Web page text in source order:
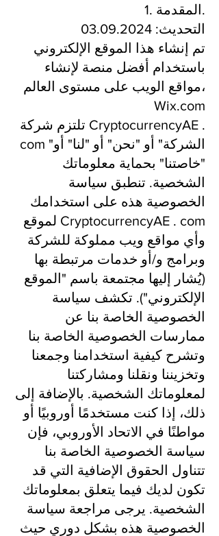
1. المقدمة.
التحديث: 03.09.2024
تم إنشاء هذا الموقع الإلكتروني
باستخدام أفضل منصة لإنشاء
مواقع الويب على مستوى العالم،
Wix.com
تلتزم شركة CryptocurrencyAE .
com "الشركة" أو "نحن" أو "لنا" أو
"خاصتنا" بحماية معلوماتك
الشخصية. تنطبق سياسة
الخصوصية هذه على استخدامك
لموقع CryptocurrencyAE . com
وأي مواقع ويب مملوكة للشركة
وبرامج و/أو خدمات مرتبطة بها
(يُشار إليها مجتمعة باسم "الموقع
الإلكتروني"). تكشف سياسة
الخصوصية الخاصة بنا عن
ممارسات الخصوصية الخاصة بنا
وتشرح كيفية استخدامنا وجمعنا
وتخزيننا ونقلنا ومشاركتنا
لمعلوماتك الشخصية. بالإضافة إلى
ذلك، إذا كنت مستخدمًا أوروبيًا أو
مواطنًا في الاتحاد الأوروبي، فإن
سياسة الخصوصية الخاصة بنا
تتناول الحقوق الإضافية التي قد
تكون لديك فيما يتعلق بمعلوماتك
الشخصية. يرجى مراجعة سياسة
الخصوصية هذه بشكل دوري حيث